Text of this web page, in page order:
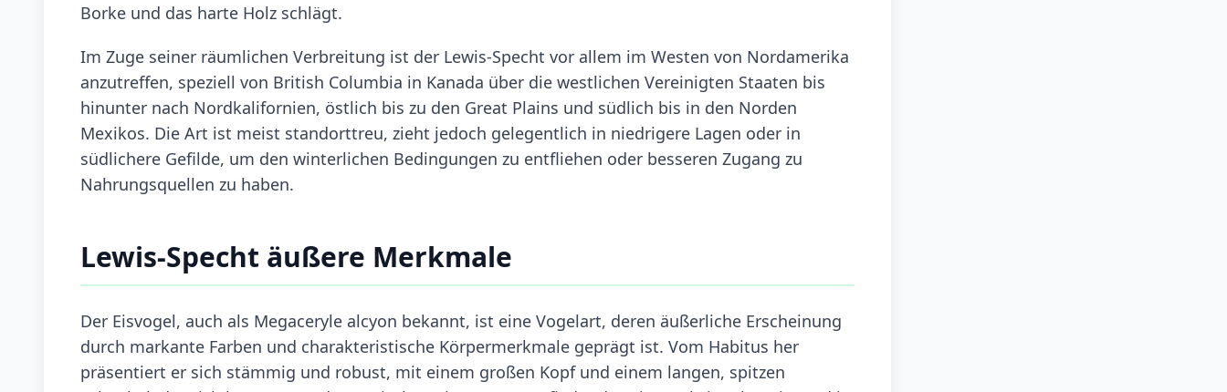
Borke und das harte Holz schlägt.
Im Zuge seiner räumlichen Verbreitung ist der Lewis-Specht vor allem im Westen von Nordamerika
anzutreffen, speziell von British Columbia in Kanada über die westlichen Vereinigten Staaten bis
hinunter nach Nordkalifornien, östlich bis zu den Great Plains und südlich bis in den Norden
Mexikos. Die Art ist meist standorttreu, zieht jedoch gelegentlich in niedrigere Lagen oder in
südlichere Gefilde, um den winterlichen Bedingungen zu entfliehen oder besseren Zugang zu
Nahrungsquellen zu haben.
Lewis-Specht äußere Merkmale
Der Eisvogel, auch als Megaceryle alcyon bekannt, ist eine Vogelart, deren äußerliche Erscheinung
durch markante Farben und charakteristische Körpermerkmale geprägt ist. Vom Habitus her
präsentiert er sich stämmig und robust, mit einem großen Kopf und einem langen, spitzen